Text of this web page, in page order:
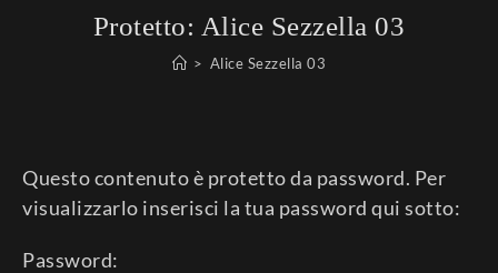
Protetto: Alice Sezzella 03
> Alice Sezzella 03
Questo contenuto è protetto da password. Per
visualizzarlo inserisci la tua password qui sotto:
Password: